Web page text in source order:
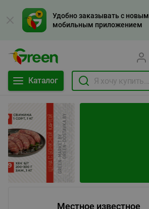
Удобно заказывать с новым
мобильным приложением
Каталог
Местное известное